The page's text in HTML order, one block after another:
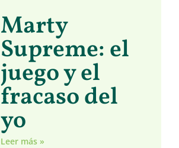
Marty
Supreme: el
juego y el
fracaso del
yo
Leer más »